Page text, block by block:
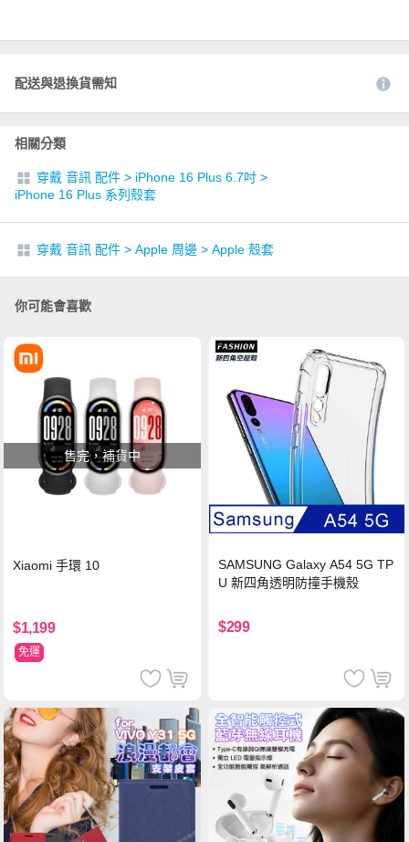
配送與退換貨需知
相關分類
穿戴 音訊 配件 > iPhone 16 Plus 6.7吋 >
iPhone 16 Plus 系列殼套
穿戴 音訊 配件 > Apple 周邊 > Apple 殼套
你可能會喜歡
售完，補貨中
Xiaomi 手環 10
$1,199
免運
SAMSUNG Galaxy A54 5G TP
U 新四角透明防撞手機殼
$299